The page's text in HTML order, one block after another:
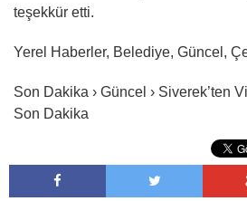
teşekkür etti.
Yerel Haberler, Belediye, Güncel,
Son Dakika › Güncel › Siverek’ten
Son Dakika